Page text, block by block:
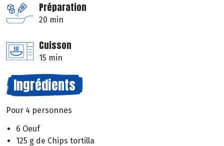
Préparation
20 min
Cuisson
15 min
Ingrédients
Pour 4 personnes
6 Oeuf
125 g de Chips tortilla